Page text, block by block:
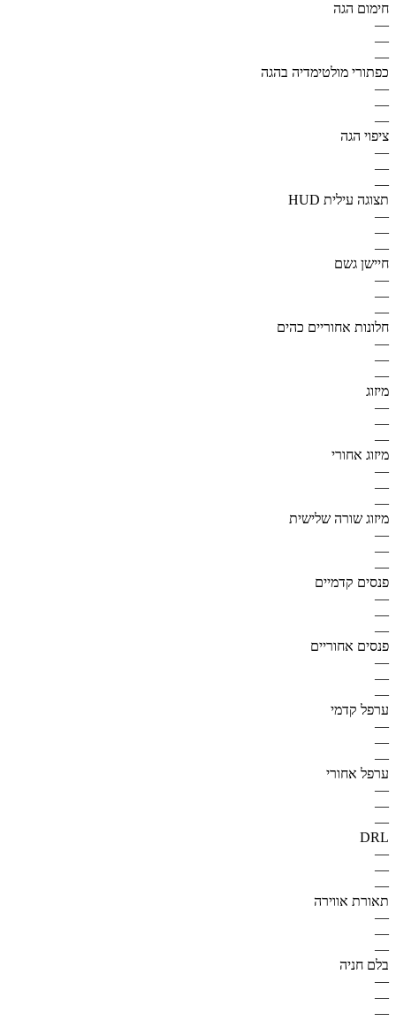
חימום הגה
—
—
—
כפתורי מולטימדיה בהגה
—
—
—
ציפוי הגה
—
—
—
תצוגה עילית HUD
—
—
—
חיישן גשם
—
—
—
חלונות אחוריים כהים
—
—
—
מיזוג
—
—
—
מיזוג אחורי
—
—
—
מיזוג שורה שלישית
—
—
—
פנסים קדמיים
—
—
—
פנסים אחוריים
—
—
—
ערפל קדמי
—
—
—
ערפל אחורי
—
—
—
DRL
—
—
—
תאורת אווירה
—
—
—
בלם חניה
—
—
—